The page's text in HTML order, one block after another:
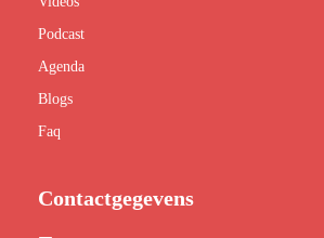
Podcast
Agenda
Blogs
Faq
Contactgegevens